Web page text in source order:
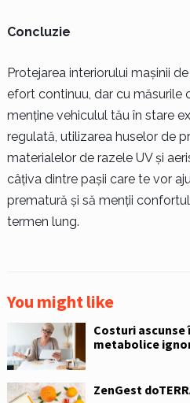
Concluzie
Protejarea interiorului mașinii
efort continuu, dar cu măsurile
menține vehiculul tău în stare
regulată, utilizarea huselor de
materialelor de razele UV și
câțiva dintre pașii care te vor
prematură și să menții
termen lung.
You might like
Costuri
metabolice
ZenGest